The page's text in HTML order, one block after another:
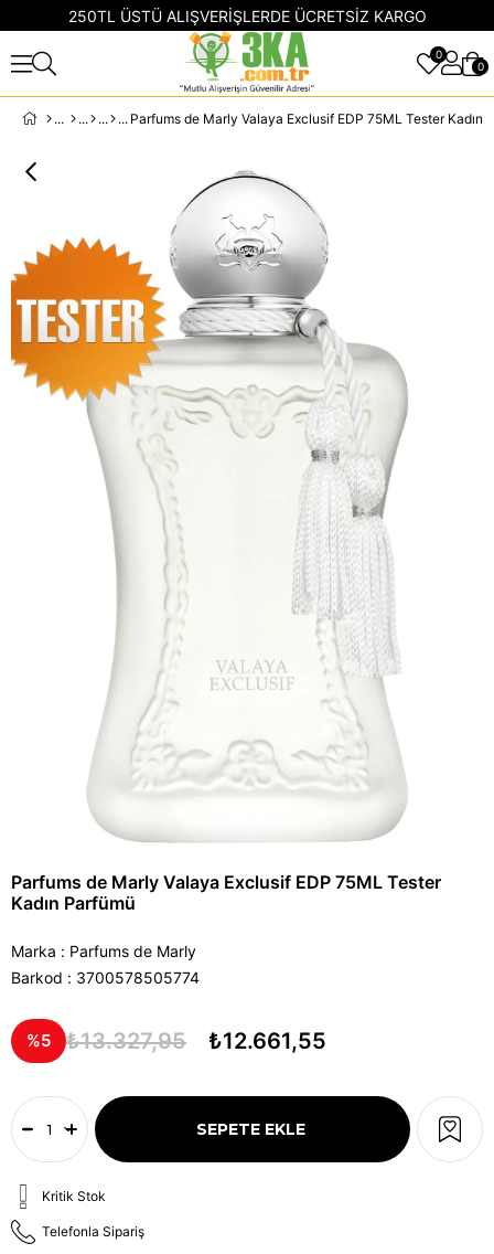
250TL ÜSTÜ ALIŞVERİŞLERDE ÜCRETSİZ KARGO
0
0
Parfums de Marly Valaya Exclusif EDP 75ML Tester
Kadın Parfümü
Marka : Parfums de Marly
Barkod : 3700578505774
5 ₺13.327,95 ₺12.661,55
Kritik Stok
Telefonla Sipariş